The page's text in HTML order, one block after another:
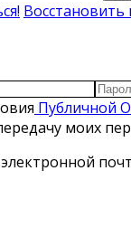
Восстановить
Публичной
моих